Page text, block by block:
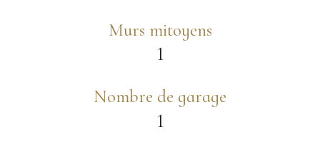
Murs mitoyens
1
Nombre de garage
1